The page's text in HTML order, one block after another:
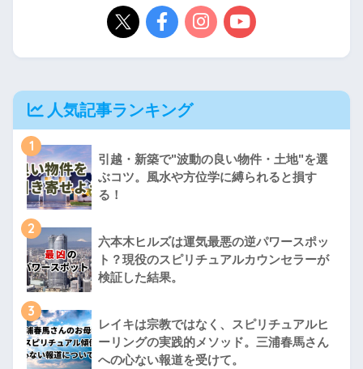
人気記事ランキング
1
引越・新築で"波動の良い物件・土地"を選
ぶコツ。風水や方位学に縛られると損す
る！
2
六本木ヒルズは運気最悪の逆パワースポッ
ト？現役のスピリチュアルカウンセラーが
検証した結果。
3
レイキは宗教ではなく、スピリチュアルヒ
ーリングの実践的メソッド。三浦春馬さん
への心ない報道を受けて。